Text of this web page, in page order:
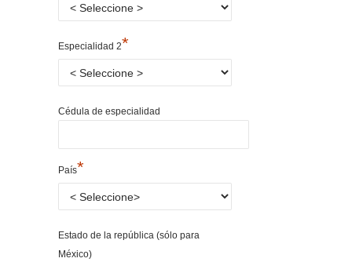
Especialidad 2*
Cédula de especialidad
País*
Estado de la república (sólo para
México)